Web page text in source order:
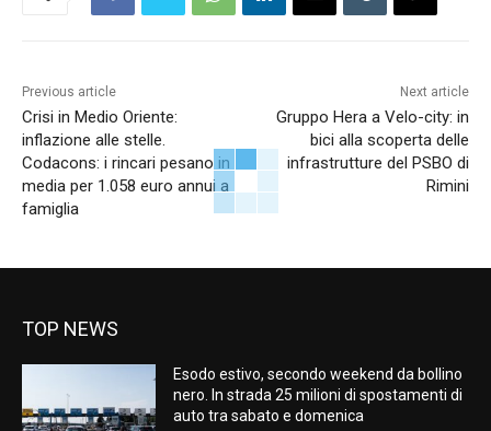
Previous article
Crisi in Medio Oriente:
inflazione alle stelle.
Codacons: i rincari pesano in
media per 1.058 euro annui a
famiglia
Next article
Gruppo Hera a Velo-city: in
bici alla scoperta delle
infrastrutture del PSBO di
Rimini
TOP NEWS
Esodo estivo, secondo weekend da bollino
nero. In strada 25 milioni di spostamenti di
auto tra sabato e domenica